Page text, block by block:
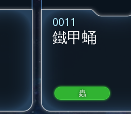
0011
鐵甲蛹
蟲